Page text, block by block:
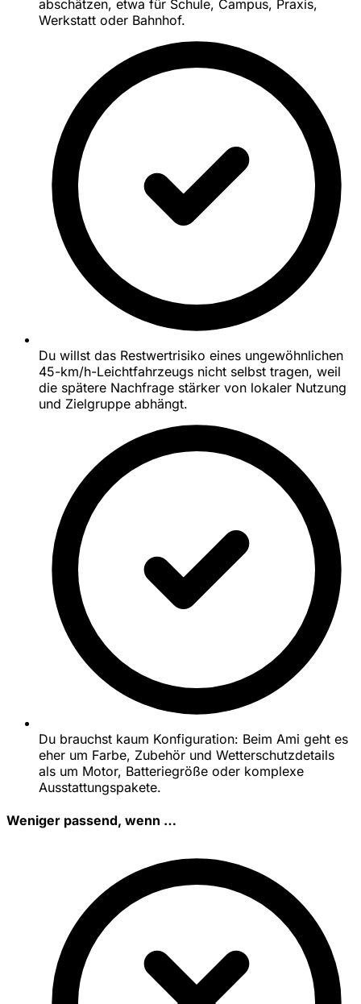
abschätzen, etwa für Schule, Campus, Praxis,
Werkstatt oder Bahnhof.
Du willst das Restwertrisiko eines ungewöhnlichen
45-km/h-Leichtfahrzeugs nicht selbst tragen, weil
die spätere Nachfrage stärker von lokaler Nutzung
und Zielgruppe abhängt.
Du brauchst kaum Konfiguration: Beim Ami geht es
eher um Farbe, Zubehör und Wetterschutzdetails
als um Motor, Batteriegröße oder komplexe
Ausstattungspakete.
Weniger passend, wenn …